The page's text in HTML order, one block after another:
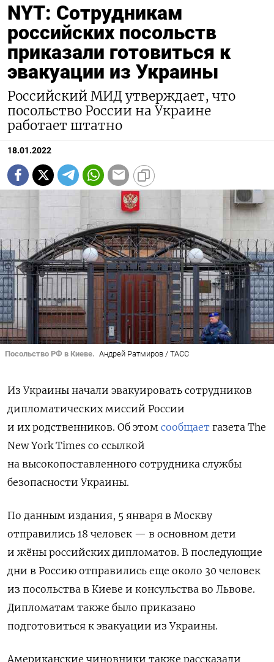
NYT: Сотрудникам
российских посольств
приказали готовиться к
эвакуации из Украины
Российский МИД утверждает, что
посольство России на Украине
работает штатно
18.01.2022
Посольство РФ в Киеве. Андрей Ратмиров / ТАСС
Из Украины начали эвакуировать сотрудников
дипломатических миссий России
и их родственников. Об этом сообщает газета The
New York Times со ссылкой
на высокопоставленного сотрудника службы
безопасности Украины.
По данным издания, 5 января в Москву
отправились 18 человек — в основном дети
и жёны российских дипломатов. В последующие
дни в Россию отправились еще около 30 человек
из посольства в Киеве и консульства во Львове.
Дипломатам также было приказано
подготовиться к эвакуации из Украины.
Американские чиновники также рассказали